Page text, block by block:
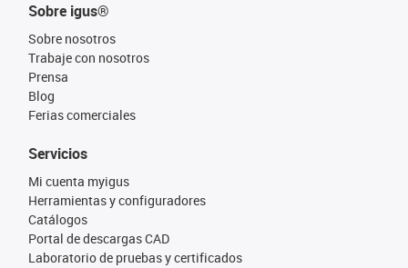
Sobre igus®
Sobre nosotros
Trabaje con nosotros
Prensa
Blog
Ferias comerciales
Servicios
Mi cuenta myigus
Herramientas y configuradores
Catálogos
Portal de descargas CAD
Laboratorio de pruebas y certificados